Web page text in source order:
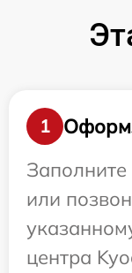
1
или
центра